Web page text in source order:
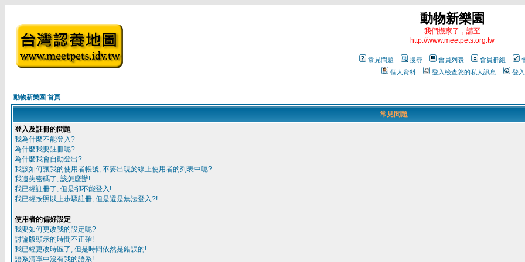
動物新樂園
我們搬家了，請至
http://www.meetpets.org.tw
常見問題 搜尋 會員列表 會員群組
個人資料
登入檢查您的私人訊息 登入
動物新樂園 首頁
常見問題
登入及註冊的問題
我為什麼不能登入?
為什麼我要註冊呢?
為什麼我會自動登出?
我該如何讓我的使用者帳號, 不要出現於線上使用者的列表中呢?
我遺失密碼了, 該怎麼辦!
我已經註冊了, 但是卻不能登入!
我已經按照以上步驟註冊, 但是還是無法登入?!
使用者的偏好設定
我要如何更改我的設定呢?
討論版顯示的時間不正確!
我已經更改時區了, 但是時間依然是錯誤的!
語系清單中沒有我的語系!